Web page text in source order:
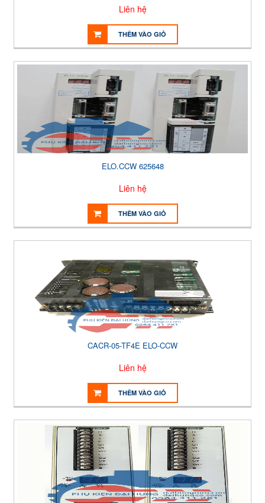
Liên hệ
THÊM VÀO GIỎ
ELO.CCW 625648
Liên hệ
THÊM VÀO GIỎ
CACR-05-TF4E ELO-CCW
Liên hệ
THÊM VÀO GIỎ